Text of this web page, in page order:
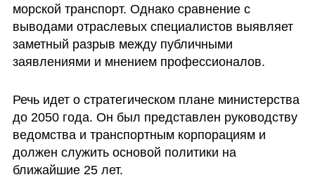
морской транспорт. Однако сравнение с
выводами отраслевых специалистов выявляет
заметный разрыв между публичными
заявлениями и мнением профессионалов.
Речь идет о стратегическом плане министерства
до 2050 года. Он был представлен руководству
ведомства и транспортным корпорациям и
должен служить основой политики на
ближайшие 25 лет.